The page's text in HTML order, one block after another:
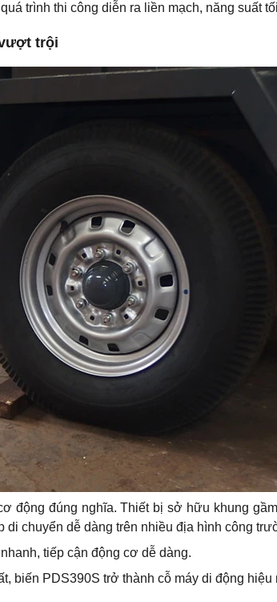
trình thi công diễn ra liền mạch, năng suất
trội
động đúng nghĩa. Thiết bị sở hữu khung
di chuyển dễ dàng trên nhiều địa hình công
tiếp cận động cơ dễ dàng.
biến PDS390S trở thành cỗ máy di động hiệu